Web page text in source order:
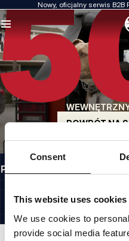
Consent
This website uses cookies
We use cookies to
provide social media
Nowy, oficjalny serwis B2B
POWRÓT NA
JAKOŚĆ TO DLA NAS
Naszą odzież produkujemy z
wytrzymałości, długowieczności
US ORIGIN
Nasze korzenie sięgają San
surowy, autentyczny i
MARKA Z
Nasze kolekcje wybierają
INFORMACJE
PRZYDATNE LINKI
©1997 - 2026 PITBULL SP.
SITE
IDŹ